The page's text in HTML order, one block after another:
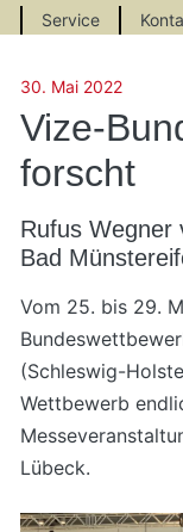
Service
30. Mai 2022
Vize-
forscht
Rufus Wegner
Bad
Vom 25. bis 29.
(Schleswig-
Wettbewerb
Lübeck.